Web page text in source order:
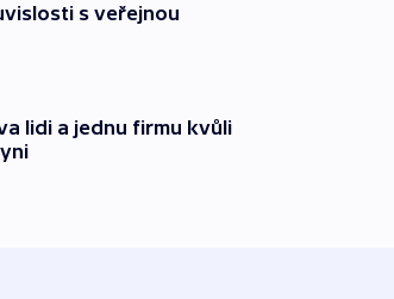
s veřejnou
lidi a jednu firmu kvůli